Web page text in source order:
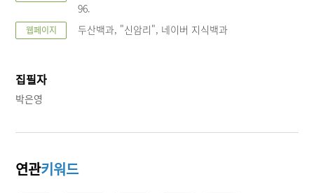
96.
웹페이지 두산백과, "신암리", 네이버 지식백과
집필자
박은영
연관키워드